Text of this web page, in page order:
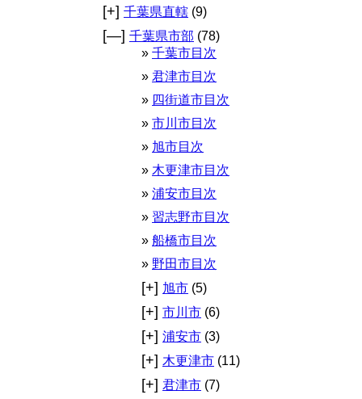
[+] 千葉県直轄 (9)
[—] 千葉県市部 (78)
千葉市目次
君津市目次
四街道市目次
市川市目次
旭市目次
木更津市目次
浦安市目次
習志野市目次
船橋市目次
野田市目次
[+] 旭市 (5)
[+] 市川市 (6)
[+] 浦安市 (3)
[+] 木更津市 (11)
[+] 君津市 (7)